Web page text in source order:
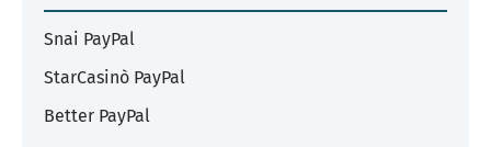
Snai PayPal
StarCasinò PayPal
Better PayPal